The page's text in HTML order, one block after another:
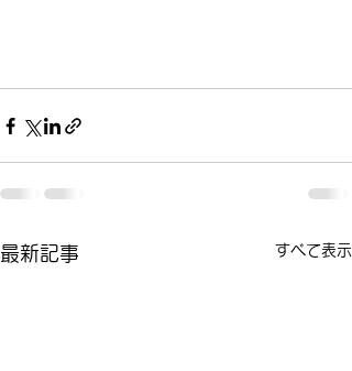
最新記事 すべて表示